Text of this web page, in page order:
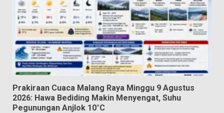
Prakiraan Cuaca Malang Raya Minggu 9 Agustus
2026: Hawa Bediding Makin Menyengat, Suhu
Pegunungan Anjlok 10°C